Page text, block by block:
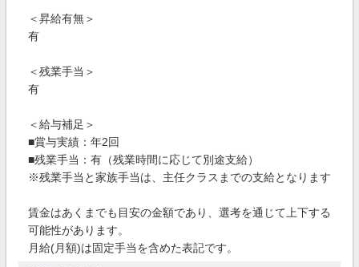
＜昇給有無＞
有
＜残業手当＞
有
＜給与補足＞
■賞与実績：年2回
■残業手当：有（残業時間に応じて別途支給）
※残業手当と家族手当は、主任クラスまでの支給となります
賃金はあくまでも目安の金額であり、選考を通じて上下する
可能性があります。
月給(月額)は固定手当を含めた表記です。